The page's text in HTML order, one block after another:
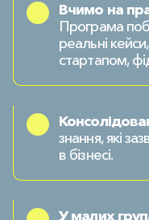
Вчимо на
Програма
реальні
стартапом,
знання, які
в бізнесі.
У малих